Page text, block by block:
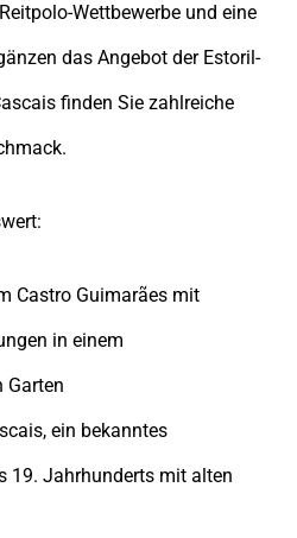
Wettbewerbe und eine
das Angebot der Estoril-
finden Sie zahlreiche
Castro Guimarães mit
in einem
Garten
ein bekanntes
19. Jahrhunderts mit alten